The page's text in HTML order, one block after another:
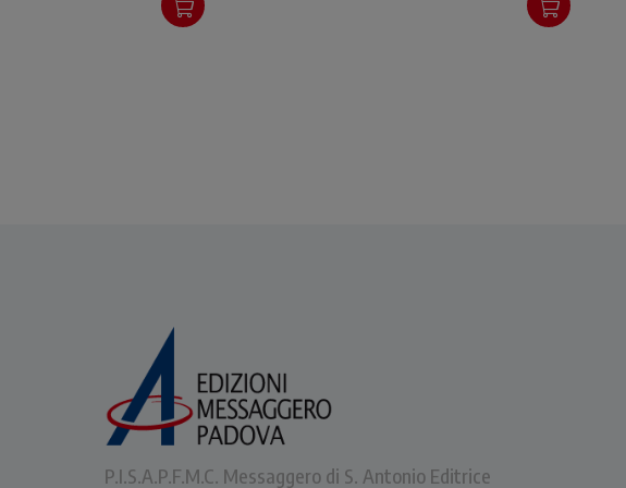
è, oggi, di bruciante
P.I.S.A.P.F.M.C. Messaggero di S. Antonio Editrice